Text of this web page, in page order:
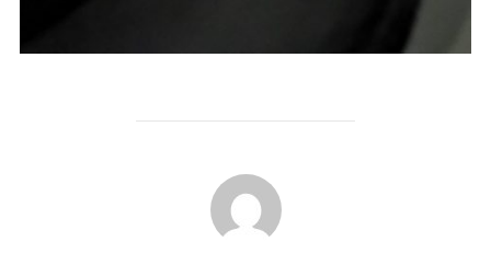
BEITRAGSAUTOR